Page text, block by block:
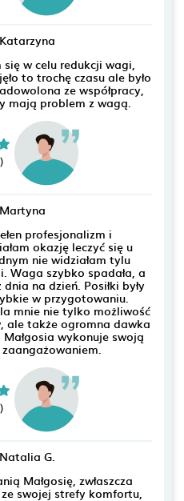
się w celu redukcji wagi,
to trochę czasu ale było
ze współpracy,
mają problem z wagą.
profesjonalizm i
okazję leczyć się u
nie widziałam tylu
Waga szybko spadała, a
na dzień. Posiłki były
w przygotowaniu.
mnie nie tylko możliwość
ale także ogromna dawka
wykonuje swoją
G.
Małgosię, zwłaszcza
swojej strefy komfortu,